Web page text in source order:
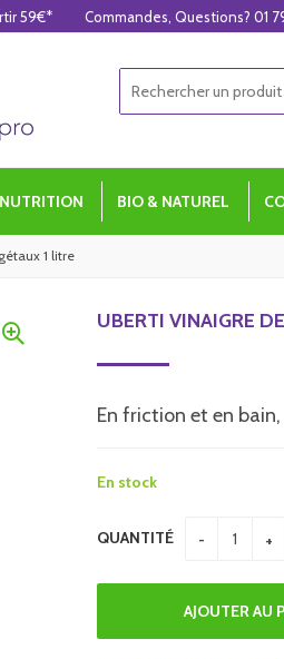
BIO & NATUREL
1 litre
UBERTI VINAIGRE
En friction et en
En stock
QUANTITÉ
59€* Commandes, Questions? 01